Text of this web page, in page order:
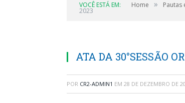
VOCÊ ESTÁ EM: Home » Pautas
2023
ATA DA 30°SESSÃO
POR CR2-ADMIN1 EM 28 DE DEZEMBRO DE